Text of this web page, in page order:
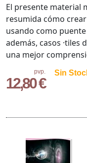
pvp.
12,80 €
Sin
El presente material
resumida cómo
usando como
además, casos
una mejor